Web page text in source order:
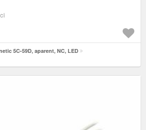
5C-59D, aparent, NC, LED